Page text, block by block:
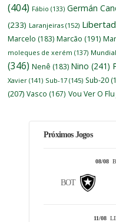
(404) Fábio (133) Germán
(233) Laranjeiras (152)
Marcelo (183) Marcão (191)
moleques de xerém (137)
(346) Nenê (183) Nino (241)
Xavier (141) Sub-17 (145) Sub-20
(207) Vasco (167) Vou Ver O
Próximos Jogos
08/08
BOT
11/08